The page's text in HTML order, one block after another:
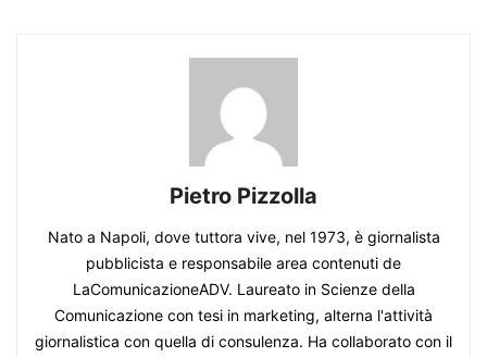
Pietro Pizzolla
Nato a Napoli, dove tuttora vive, nel 1973, è giornalista
pubblicista e responsabile area contenuti de
LaComunicazioneADV. Laureato in Scienze della
Comunicazione con tesi in marketing, alterna l'attività
giornalistica con quella di consulenza. Ha collaborato con il